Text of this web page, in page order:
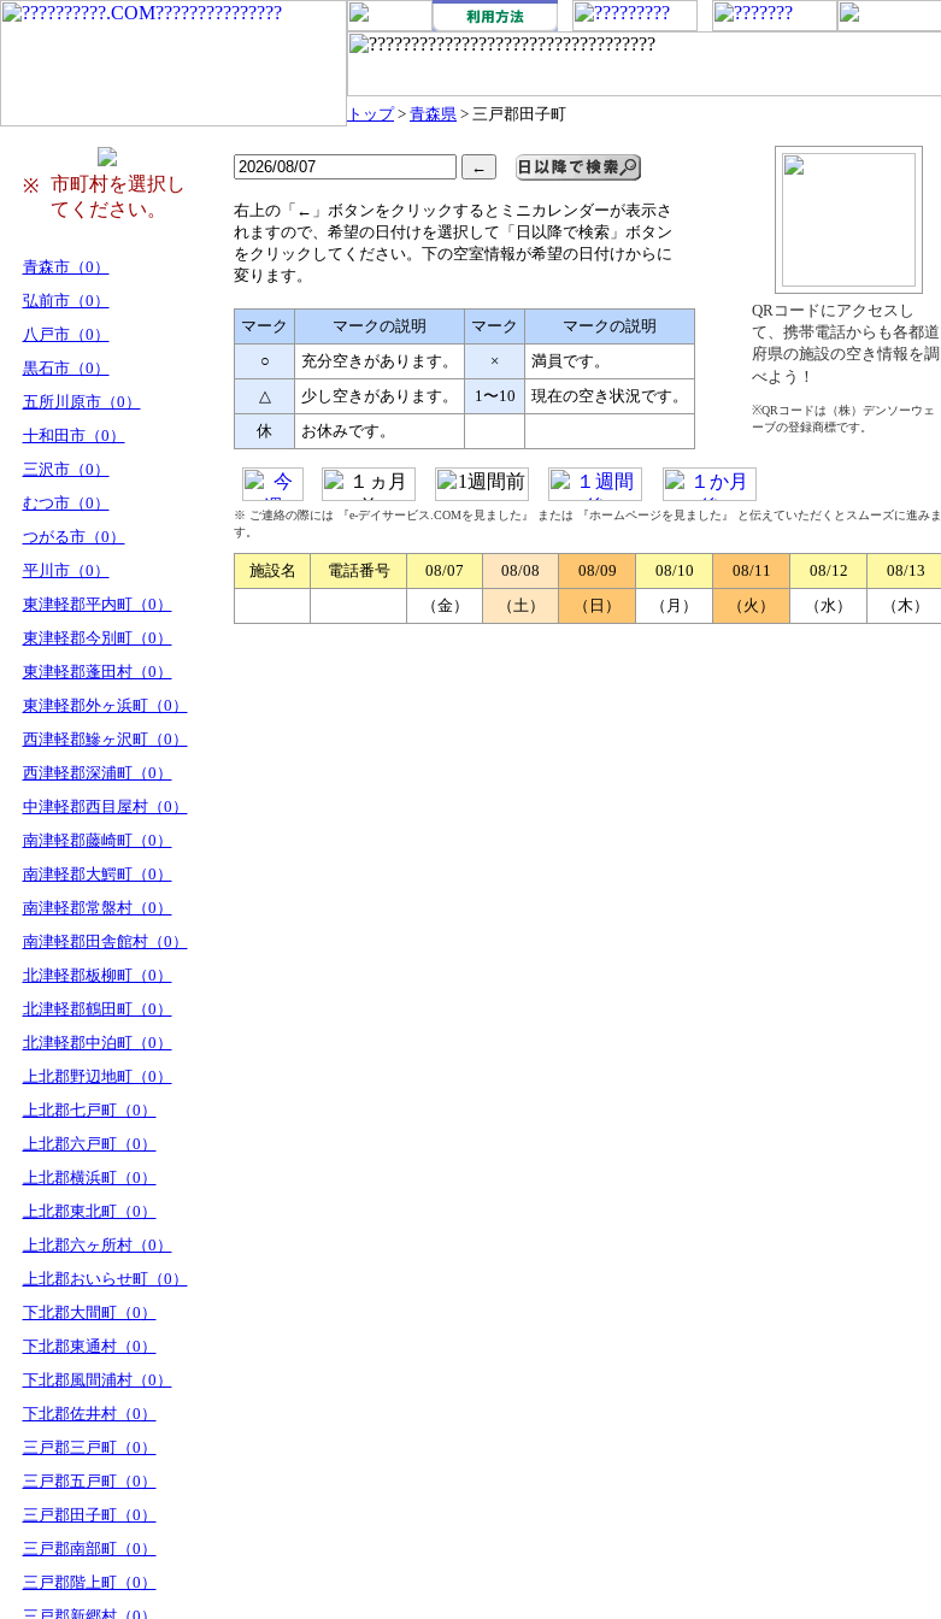
トップ> 青森県 > 三戸郡田子町
※
市町村を選択し
てください。
青森市（0）
弘前市（0）
八戸市（0）
黒石市（0）
五所川原市（0）
十和田市（0）
三沢市（0）
むつ市（0）
つがる市（0）
平川市（0）
東津軽郡平内町（0）
東津軽郡今別町（0）
東津軽郡蓬田村（0）
東津軽郡外ヶ浜町（0）
西津軽郡鰺ヶ沢町（0）
西津軽郡深浦町（0）
中津軽郡西目屋村（0）
南津軽郡藤崎町（0）
南津軽郡大鰐町（0）
南津軽郡常盤村（0）
南津軽郡田舎館村（0）
北津軽郡板柳町（0）
北津軽郡鶴田町（0）
北津軽郡中泊町（0）
上北郡野辺地町（0）
上北郡七戸町（0）
上北郡六戸町（0）
上北郡横浜町（0）
上北郡東北町（0）
上北郡六ヶ所村（0）
上北郡おいらせ町（0）
下北郡大間町（0）
下北郡東通村（0）
下北郡風間浦村（0）
下北郡佐井村（0）
三戸郡三戸町（0）
三戸郡五戸町（0）
三戸郡田子町（0）
三戸郡南部町（0）
三戸郡階上町（0）
右上の「←」ボタンをクリックするとミニカレンダーが表示さ
れますので、希望の日付けを選択して「日以降で検索」ボタン
をクリックしてください。下の空室情報が希望の日付けからに
変ります。
マーク マークの説明 マーク
マークの説明
○
充分空きがあります。 ×
満員です。
△
少し空きがあります。 1〜10
現在の空き状況です。
休
お休みです。
QRコードにアクセスし
て、携帯電話からも各都道
府県の施設の空き情報を調
べよう！
※QRコードは（株）デンソーウェ
ーブの登録商標です。
※ ご連絡の際には 『e-デイサービス.COMを見ました』 または 『ホームページを見ました』 と伝えていただくとスムーズに進みま
す。
施設名 電話番号 08/07 08/08 08/09 08/10 08/11 08/12
08/13
（金）
（土） （日） （月） （火） （水） （木）